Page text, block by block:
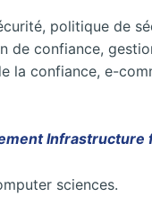
politique de
de confiance,
la confiance, e-
Infrastructure
sciences.